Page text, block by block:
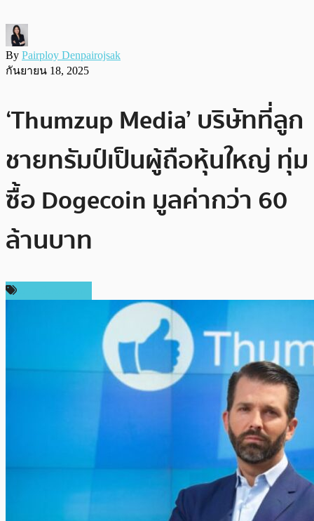
By Pairploy Denpairojsak
กันยายน 18, 2025
‘Thumzup Media’ บริษัทที่ลูก
ชายทรัมป์เป็นผู้ถือหุ้นใหญ่ ทุ่ม
ซื้อ Dogecoin มูลค่ากว่า 60
ล้านบาท